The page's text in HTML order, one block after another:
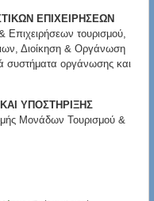
ΕΠΙΧΕΙΡΗΣΕΩΝ
τουρισμού,
Διοίκηση & Οργάνωση
συστήματα οργάνωσης και
ΥΠΟΣΤΗΡΙΞΗΣ
Μονάδων Τουρισμού &